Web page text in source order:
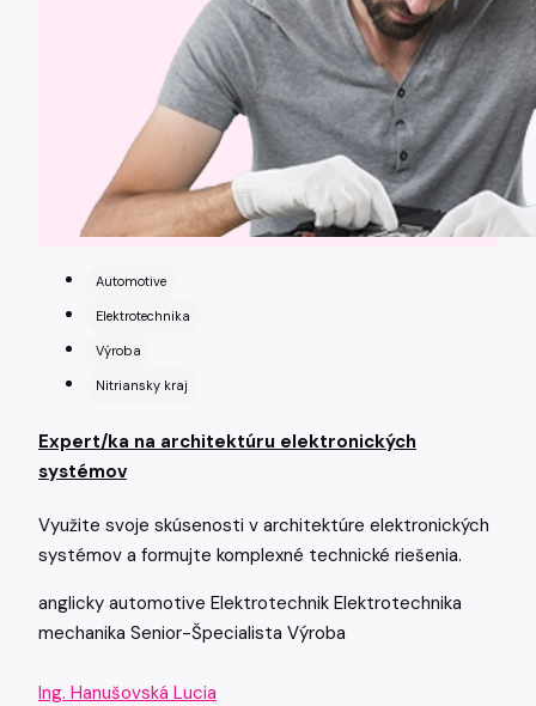
Automotive
Elektrotechnika
Výroba
Nitriansky kraj
Expert/ka na architektúru elektronických
systémov
Využite svoje skúsenosti v architektúre elektronických
systémov a formujte komplexné technické riešenia.
anglicky automotive Elektrotechnik Elektrotechnika
mechanika Senior-Špecialista Výroba
Ing. Hanušovská Lucia